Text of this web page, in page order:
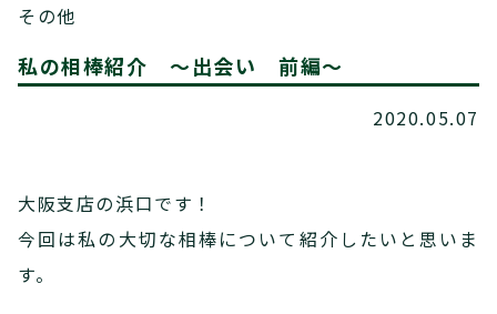
その他
私の相棒紹介 ～出会い 前編～
2020.05.07
大阪支店の浜口です！
今回は私の大切な相棒について紹介したいと思いま
す。